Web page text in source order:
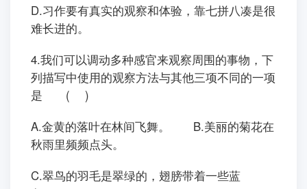
D.习作要有真实的观察和体验，靠七拼八凑是很
难长进的。
4.我们可以调动多种感官来观察周围的事物，下
列描写中使用的观察方法与其他三项不同的一项
是 ( )
A.金黄的落叶在林间飞舞。 B.美丽的菊花在
秋雨里频频点头。
C.翠鸟的羽毛是翠绿的，翅膀带着一些蓝